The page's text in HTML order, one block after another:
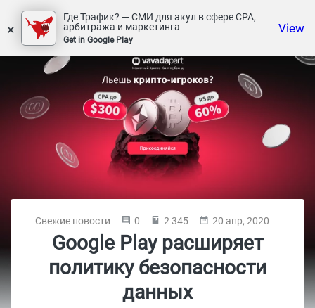
×
Где Трафик? — СМИ для акул в сфере СРА,
арбитража и маркетинга
Get in Google Play
View
Свежие новости 0 2 345 20 апр, 2020
Google Play расширяет
политику безопасности
данных